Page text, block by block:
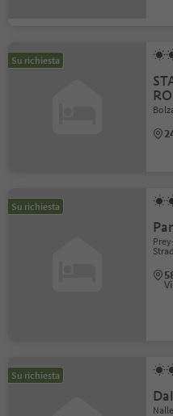
Su richiesta
Su richiesta
Su richiesta